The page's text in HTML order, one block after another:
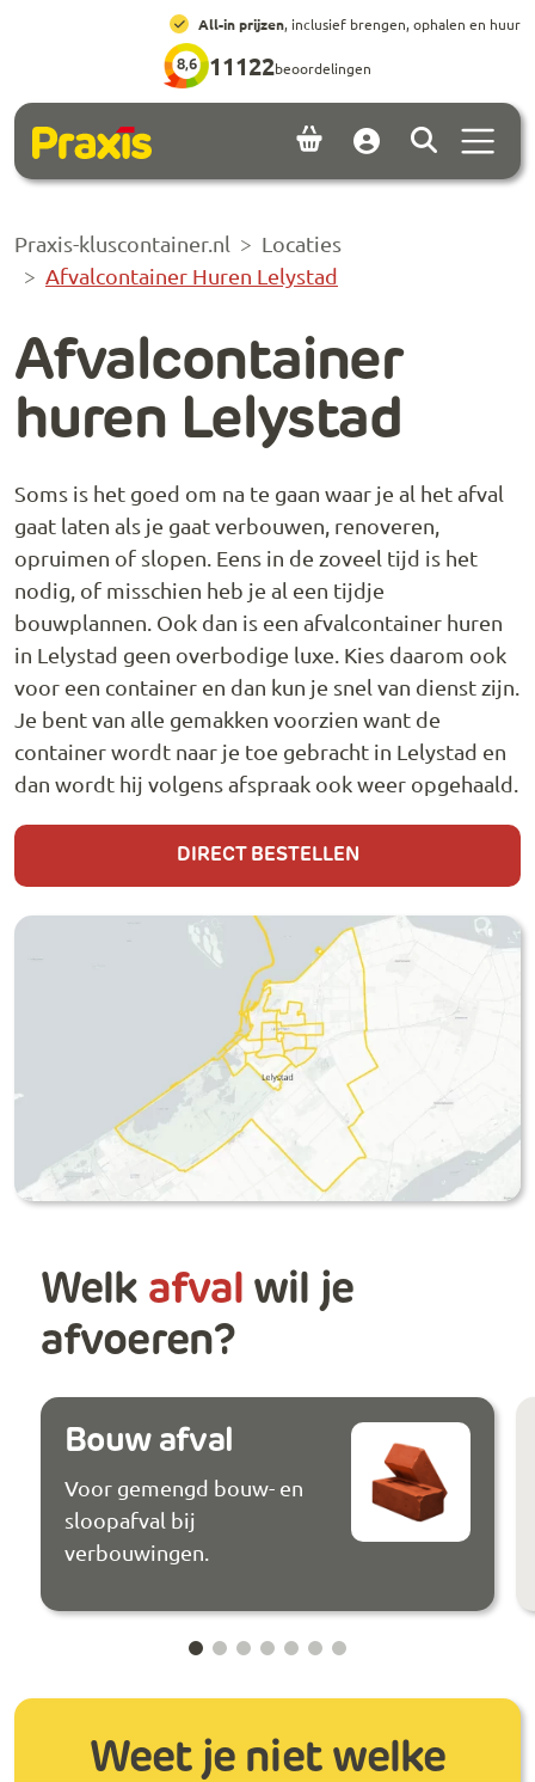
Ga naar hoofdinhoud
Ga naar footer
All-in prijzen, inclusief brengen, ophalen en huur
8,6 11122beoordelingen
Account
Praxis-kluscontainer.nl
Locaties
Afvalcontainer Huren Lelystad
Afvalcontainer
huren Lelystad
Soms is het goed om na te gaan waar je al het afval
gaat laten als je gaat verbouwen, renoveren,
opruimen of slopen. Eens in de zoveel tijd is het
nodig, of misschien heb je al een tijdje
bouwplannen. Ook dan is een afvalcontainer huren
in Lelystad geen overbodige luxe. Kies daarom ook
voor een container en dan kun je snel van dienst zijn.
Je bent van alle gemakken voorzien want de
container wordt naar je toe gebracht in Lelystad en
dan wordt hij volgens afspraak ook weer opgehaald.
DIRECT BESTELLEN
Welk afval wil je
afvoeren?
Bouw afval
Voor gemengd bouw- en
sloopafval bij
verbouwingen.
Weet je niet welke